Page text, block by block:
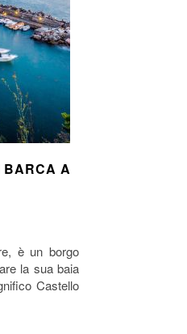
BARCA A
è un borgo
la sua baia
Castello